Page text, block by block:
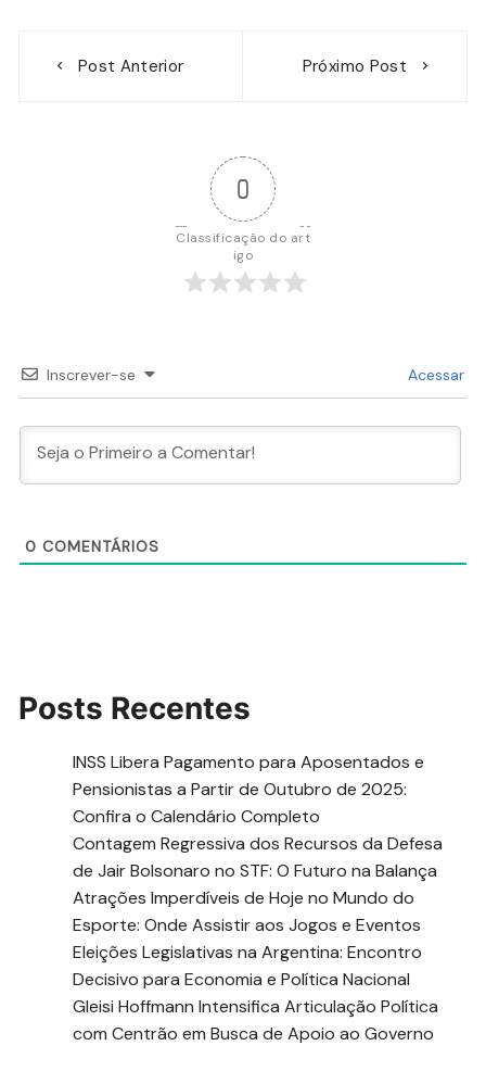
Post Anterior Próximo Post
0
Classificação do art
igo
Inscrever-se Acessar
0 COMENTÁRIOS
Posts Recentes
INSS Libera Pagamento para Aposentados e
Pensionistas a Partir de Outubro de 2025:
Confira o Calendário Completo
Contagem Regressiva dos Recursos da Defesa
de Jair Bolsonaro no STF: O Futuro na Balança
Atrações Imperdíveis de Hoje no Mundo do
Esporte: Onde Assistir aos Jogos e Eventos
Eleições Legislativas na Argentina: Encontro
Decisivo para Economia e Política Nacional
Gleisi Hoffmann Intensifica Articulação Política
com Centrão em Busca de Apoio ao Governo